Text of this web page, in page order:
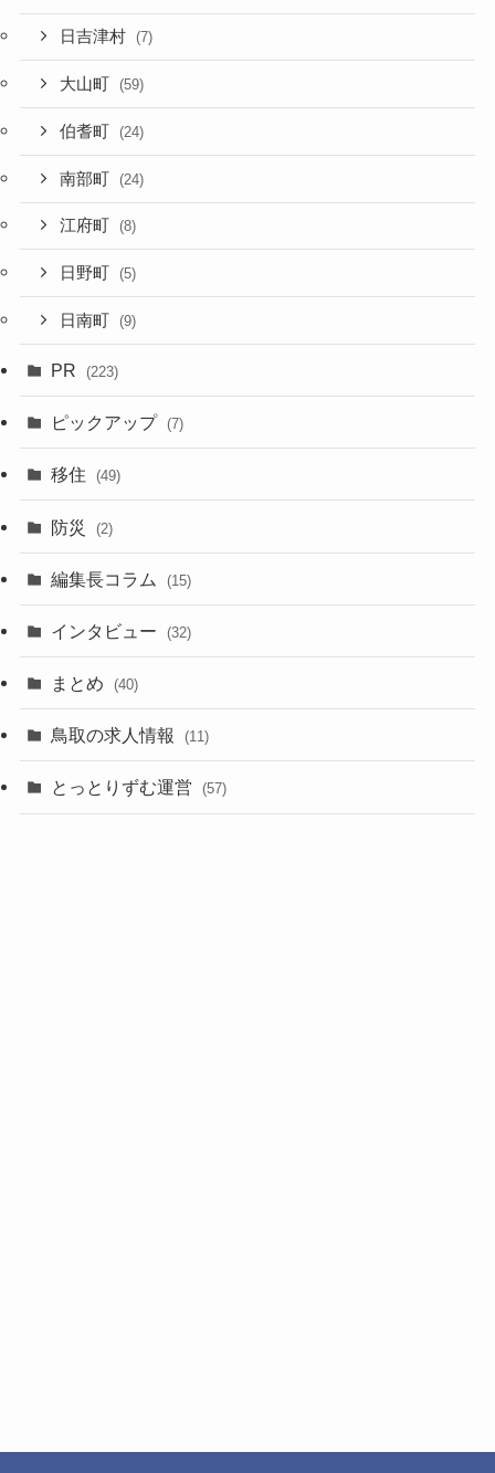
日吉津村 (7)
大山町 (59)
伯耆町 (24)
南部町 (24)
江府町 (8)
日野町 (5)
日南町 (9)
PR (223)
ピックアップ (7)
移住 (49)
防災 (2)
編集長コラム (15)
インタビュー (32)
まとめ (40)
鳥取の求人情報 (11)
とっとりずむ運営 (57)